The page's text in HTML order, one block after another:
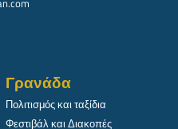
Γρανάδα
Πολιτισμός και ταξίδια
Φεστιβάλ και Διακοπές